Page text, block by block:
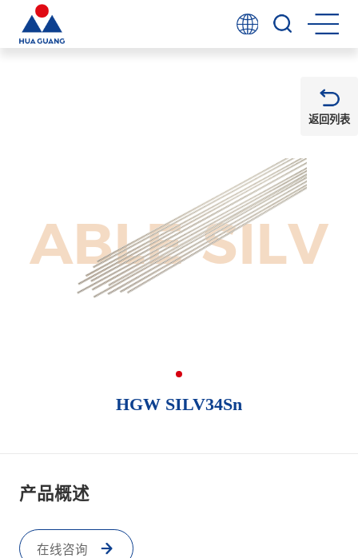
返回列表
ABLE SILV
HGW SILV34Sn
产品概述
在线咨询